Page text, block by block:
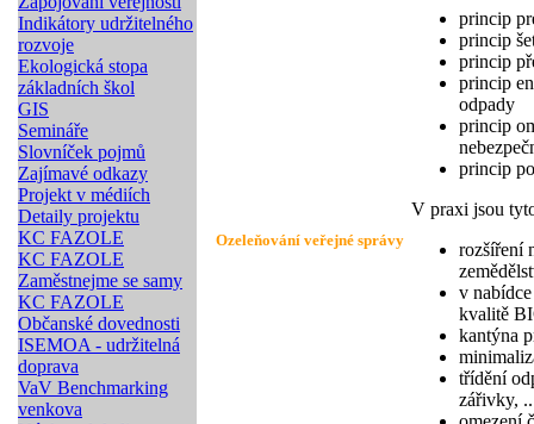
Indikátory udržitelného
rozvoje
Ekologická stopa
základních škol
GIS
Semináře
Slovníček pojmů
Zajímavé odkazy
Projekt v médiích
Detaily projektu
KC FAZOLE
KC FAZOLE
Zaměstnejme se samy
KC FAZOLE
Občanské dovednosti
ISEMOA - udržitelná
doprava
VaV Benchmarking
venkova
Ozeleňování veřejné správy
princip
princip
princip
princip
odpady
princip
princip
V praxi jsou
rozšíření
v
kvalitě
kantýna
třídění
zářivky,